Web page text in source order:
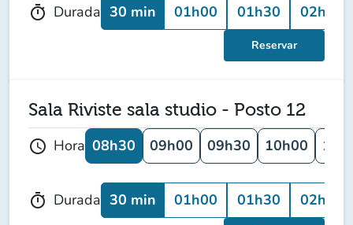
timer Durada 30 min 01h00 01h30 02h00
Reservar
Sala Riviste sala studio - Posto 12
schedule Hora 08h30 09h00 09h30 10h00
timer Durada 30 min 01h00 01h30 02h00